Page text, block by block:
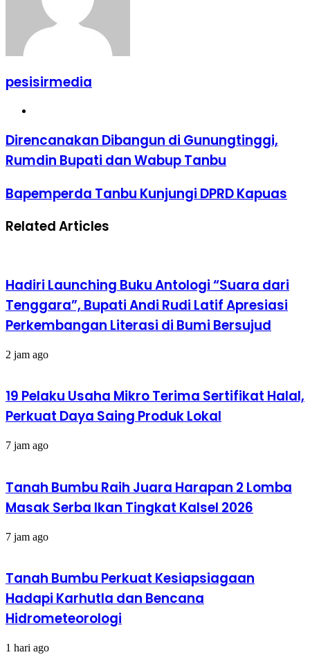
pesisirmedia
Direncanakan Dibangun di Gunungtinggi,
Rumdin Bupati dan Wabup Tanbu
Bapemperda Tanbu Kunjungi DPRD Kapuas
Related Articles
Hadiri Launching Buku Antologi “Suara dari
Tenggara”, Bupati Andi Rudi Latif Apresiasi
Perkembangan Literasi di Bumi Bersujud
2 jam ago
19 Pelaku Usaha Mikro Terima Sertifikat Halal,
Perkuat Daya Saing Produk Lokal
7 jam ago
Tanah Bumbu Raih Juara Harapan 2 Lomba
Masak Serba Ikan Tingkat Kalsel 2026
7 jam ago
Tanah Bumbu Perkuat Kesiapsiagaan
Hadapi Karhutla dan Bencana
Hidrometeorologi
1 hari ago